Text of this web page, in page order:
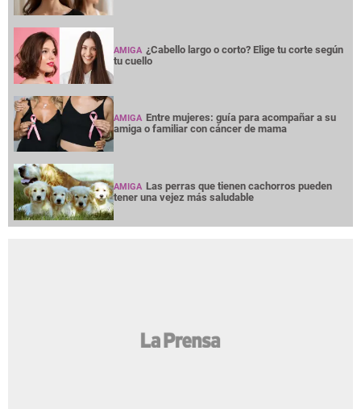
AMIGA ¿Cabello largo o corto? Elige tu corte según
tu cuello
AMIGA Entre mujeres: guía para acompañar a su
amiga o familiar con cáncer de mama
AMIGA Las perras que tienen cachorros pueden
tener una vejez más saludable